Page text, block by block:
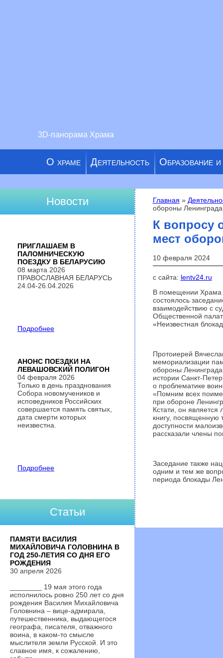
3D-панорама Храма
О храме Деятельность Образование
Вы здесь
Главная »
обороны Ленинграда
К вопросу
мест
10 февраля 2024
c сайта: lentv24.ru
В помещении Храма
состоялось
взаимодействию с
Общественной
«Неизвестная
Протоиерей
мемориализации
обороны
истории Санкт-
о проблематике
«Помним всех
при обороне
Кстати, он является
книгу,
доступности
рассказали члены
Заседание также
одним и тем же
периода блокады
Новости
ПРИГЛАШАЕМ В
ПАЛОМНИЧЕСКУЮ
ПОЕЗДКУ В БЕЛАРУСИЮ
08 марта 2026
ПРАВОСЛАВНАЯ БЕЛАРУСЬ
24.04-26.04.2026
Подробнее
АНОНС ПОЕЗДКИ НА
ЛЕВАШОВСКИЙ ПОЛИГОН
04 февраля 2026
Только в день празднования
Собора новомучеников и
исповедников Российских
совершается память святых,
дата смерти которых
неизвестна.
Подробнее
Статьи
ПАМЯТИ ВАСИЛИЯ
МИХАЙЛОВИЧА ГОЛОВНИНА В
ГОД 250-ЛЕТИЯ СО ДНЯ ЕГО
РОЖДЕНИЯ
30 апреля 2026
________ 19 мая этого года
исполнилось ровно 250 лет со дня
рождения Василия Михайловича
Головнина – вице-адмирала,
путешественника, выдающегося
географа, писателя, отважного
воина, в каком-то смысле
мыслителя земли Русской. И это
славное имя, к сожалению,